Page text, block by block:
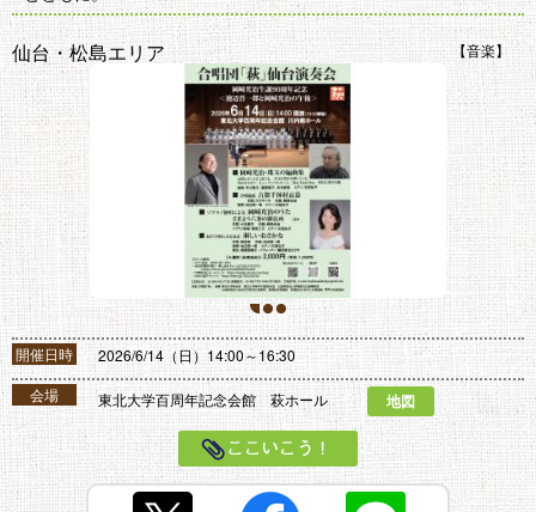
1 2 3
仙台・松島エリア 音楽
開催日時
2026/6/14（日）14:00～16:30
会場
東北大学百周年記念会館 萩ホール 地図
ここいこう！